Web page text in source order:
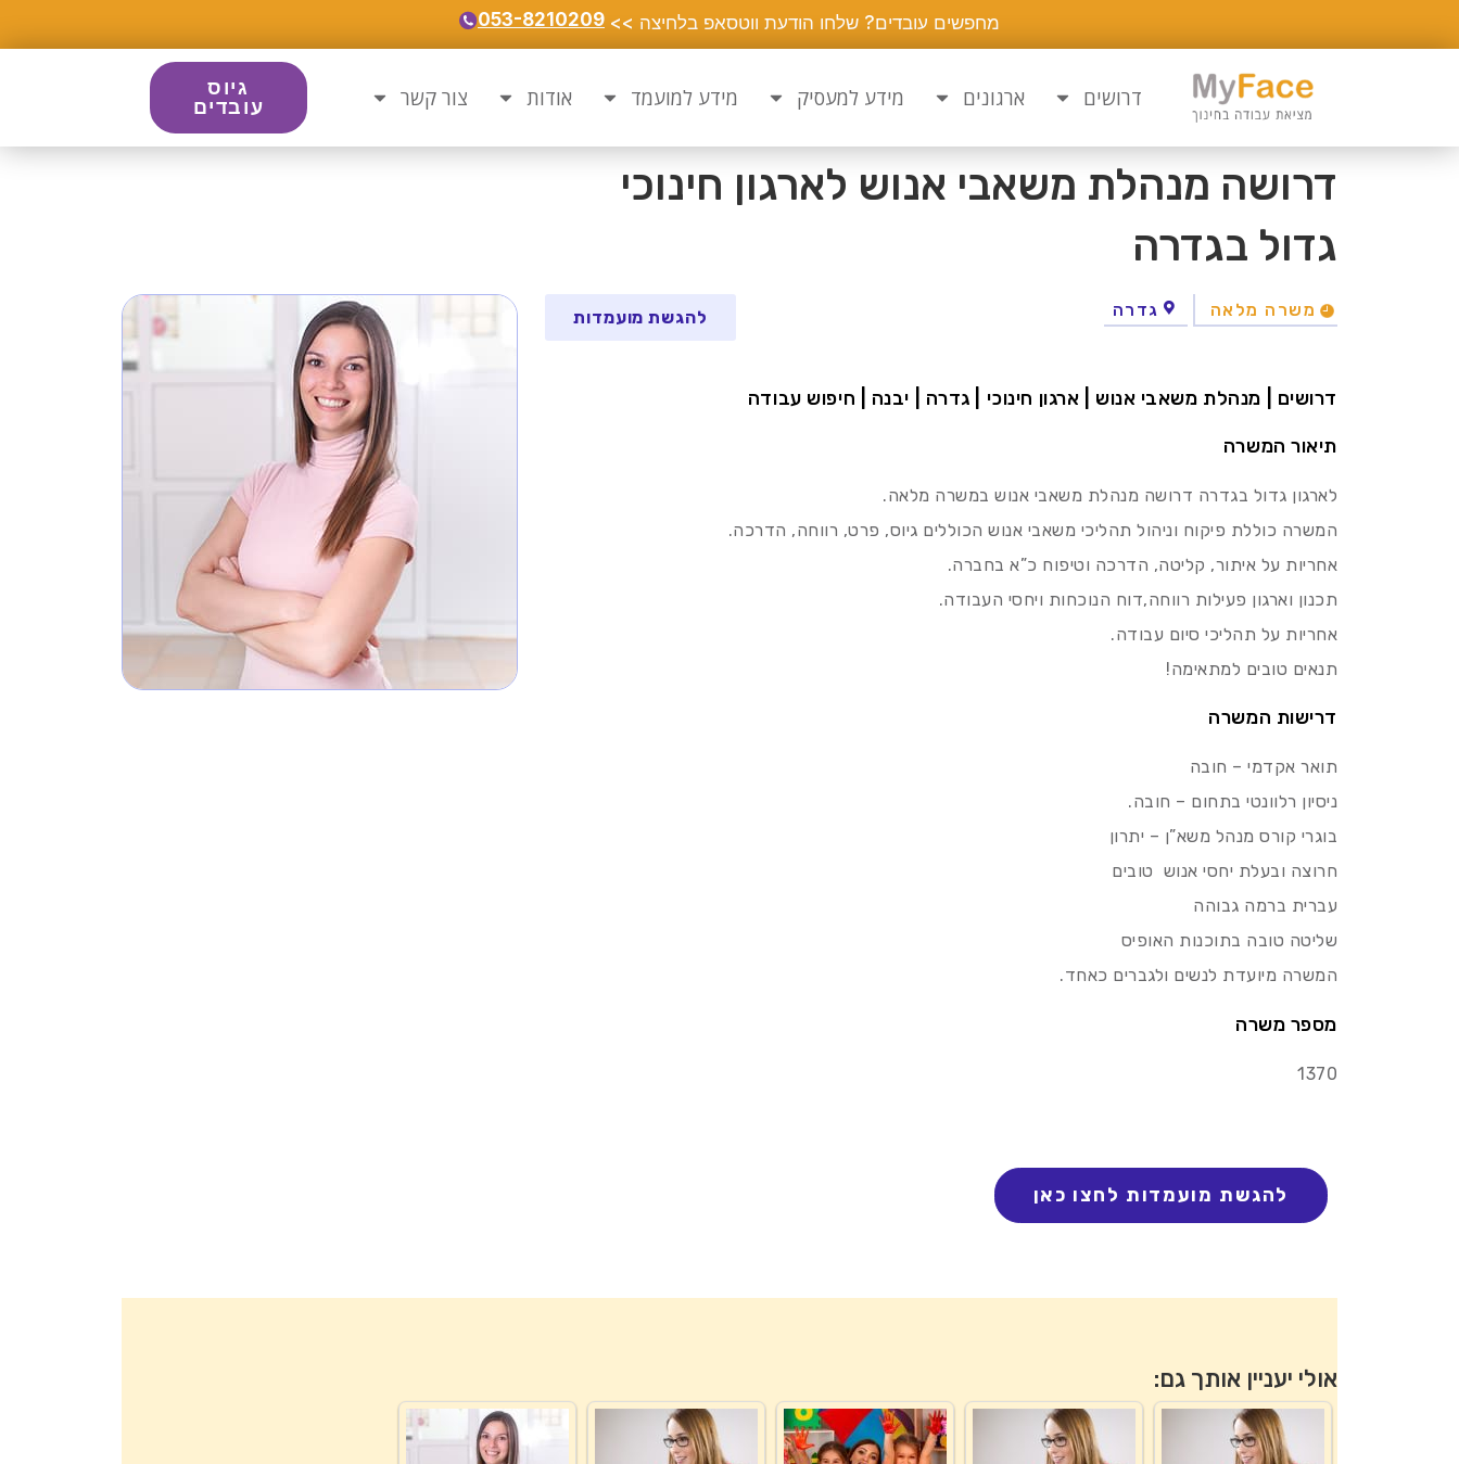
מחפשים עובדים? שלחו הודעת ווטסאפ בלחיצה >> 053-8210209
דרושים ארגונים מידע למעסיק מידע למועמד אודות צור קשר
גיוס
עובדים
דרושה מנהלת משאבי אנוש לארגון חינוכי
גדול בגדרה
משרה מלאה גדרה להגשת מועמדות
דרושים | מנהלת משאבי אנוש | ארגון חינוכי | גדרה | יבנה | חיפוש עבודה
תיאור המשרה
לארגון גדול בגדרה דרושה מנהלת משאבי אנוש במשרה מלאה.
המשרה כוללת פיקוח וניהול תהליכי משאבי אנוש הכוללים גיוס, פרט, רווחה, הדרכה.
אחריות על איתור, קליטה, הדרכה וטיפוח כ”א בחברה.
תכנון וארגון פעילות רווחה,דוח הנוכחות ויחסי העבודה.
אחריות על תהליכי סיום עבודה.
תנאים טובים למתאימה!
דרישות המשרה
תואר אקדמי – חובה
ניסיון רלוונטי בתחום – חובה.
בוגרי קורס מנהל משא”ן – יתרון
חרוצה ובעלת יחסי אנוש טובים
עברית ברמה גבוהה
שליטה טובה בתוכנות האופיס
המשרה מיועדת לנשים ולגברים כאחד.
מספר משרה
1370
אולי יעניין אותך גם: